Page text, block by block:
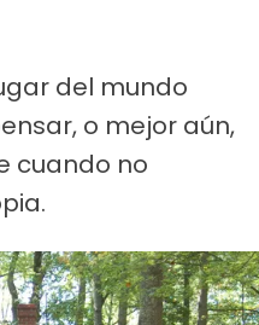
del mundo
o mejor aún,
cuando no